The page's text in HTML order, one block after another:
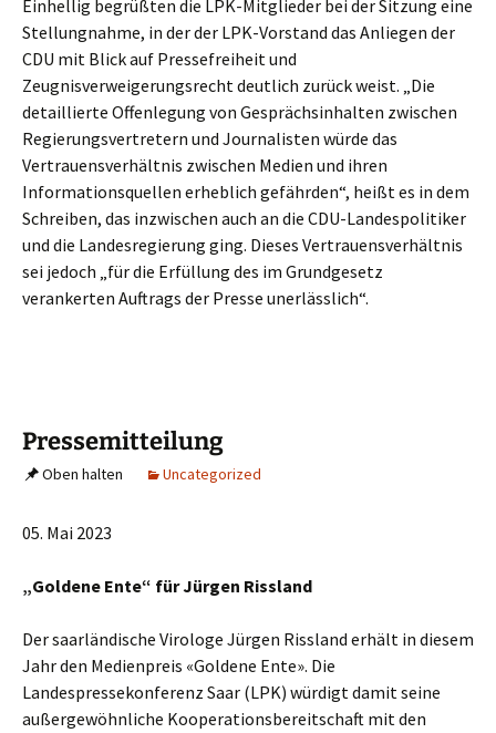
Einhellig begrüßten die LPK-Mitglieder bei der Sitzung eine
Stellungnahme, in der der LPK-Vorstand das Anliegen der
CDU mit Blick auf Pressefreiheit und
Zeugnisverweigerungsrecht deutlich zurück weist. „Die
detaillierte Offenlegung von Gesprächsinhalten zwischen
Regierungsvertretern und Journalisten würde das
Vertrauensverhältnis zwischen Medien und ihren
Informationsquellen erheblich gefährden“, heißt es in dem
Schreiben, das inzwischen auch an die CDU-Landespolitiker
und die Landesregierung ging. Dieses Vertrauensverhältnis
sei jedoch „für die Erfüllung des im Grundgesetz
verankerten Auftrags der Presse unerlässlich“.
Pressemitteilung
Oben halten Uncategorized
05. Mai 2023
„Goldene Ente“ für Jürgen Rissland
Der saarländische Virologe Jürgen Rissland erhält in diesem
Jahr den Medienpreis «Goldene Ente». Die
Landespressekonferenz Saar (LPK) würdigt damit seine
außergewöhnliche Kooperationsbereitschaft mit den